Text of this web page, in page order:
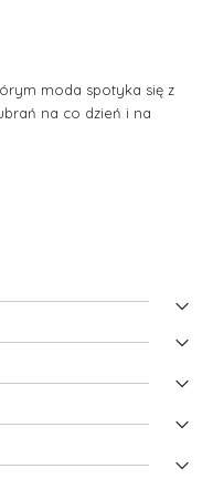
moda spotyka się z
na co dzień i na